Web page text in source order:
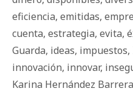
eficiencia, emitidas,
cuenta, estrategia, evita,
Guarda, ideas, impuestos,
innovación, innovar,
Karina Hernández Barrera